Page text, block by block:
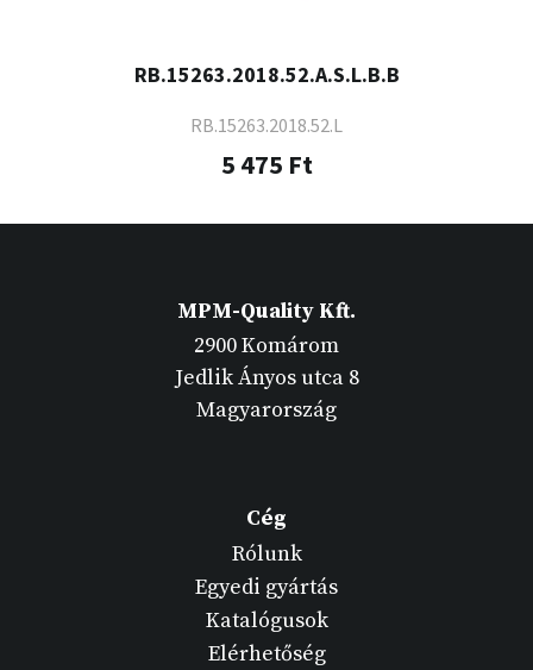
RB.15263.2018.52.A.S.L.B.B
RB.15263.2018.52.L
5 475 Ft
MPM-Quality Kft.
2900 Komárom
Jedlik Ányos utca 8
Magyarország
Cég
Rólunk
Egyedi gyártás
Katalógusok
Elérhetőség